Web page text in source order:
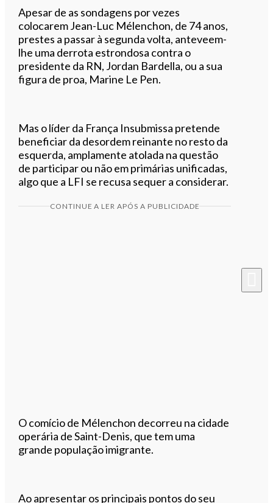
Apesar de as sondagens por vezes
colocarem Jean-Luc Mélenchon, de 74 anos,
prestes a passar à segunda volta, anteveem-
lhe uma derrota estrondosa contra o
presidente da RN, Jordan Bardella, ou a sua
figura de proa, Marine Le Pen.
Mas o líder da França Insubmissa pretende
beneficiar da desordem reinante no resto da
esquerda, amplamente atolada na questão
de participar ou não em primárias unificadas,
algo que a LFI se recusa sequer a considerar.
CONTINUE A LER APÓS A PUBLICIDADE
O comício de Mélenchon decorreu na cidade
operária de Saint-Denis, que tem uma
grande população imigrante.
Ao apresentar os principais pontos do seu